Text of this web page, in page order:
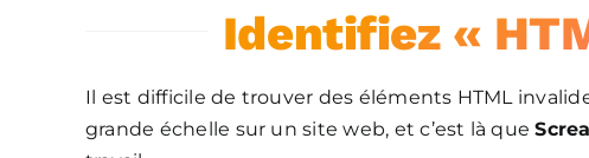
Identifiez «
Il est difficile de trouver des éléments HTML
grande échelle sur un site web, et c’est là que